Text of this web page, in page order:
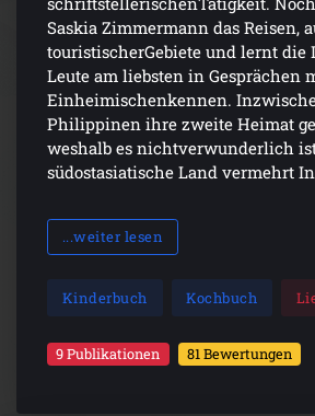
Saskia Zimmermann das Reisen,
touristischerGebiete und lernt die
Leute am liebsten in Gesprächen
Einheimischenkennen.
Philippinen ihre zweite Heimat
weshalb es nichtverwunderlich
südostasiatische Land vermehrt
...weiter lesen
Kinderbuch Kochbuch
9 Publikationen 81 Bewertungen